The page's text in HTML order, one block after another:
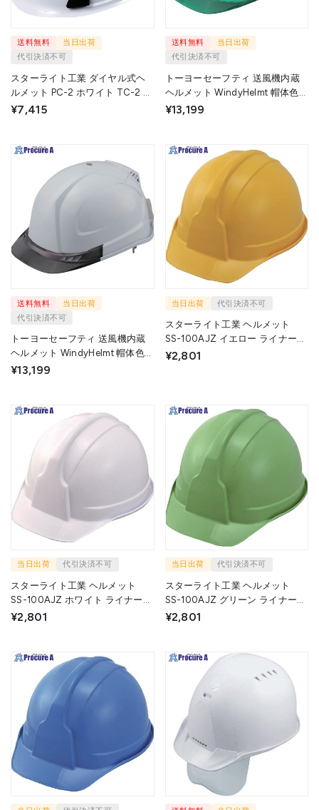
送料無料
当日出荷
代引決済不可
スターライト工業 ダイヤル式ヘ
ルメット PC-2 ホワイト TC-2 W
1個 ▼715-1162
¥7,415
送料無料
当日出荷
代引決済不可
トーヨーセーフティ 送風機内蔵
ヘルメット WindyHelmt 帽体色白
バイザー色グリーン 頭囲53～
¥13,199
送料無料
当日出荷
代引決済不可
トーヨーセーフティ 送風機内蔵
ヘルメット WindyHelmt 帽体色白
バイザー色スモーク 頭囲53～
¥13,199
当日出荷 代引決済不可
スターライト工業 ヘルメット
SS-100AJZ イエロー ライナー無
¥2,801
当日出荷 代引決済不可
スターライト工業 ヘルメット
SS-100AJZ ホワイト ライナー無
¥2,801
当日出荷 代引決済不可
スターライト工業 ヘルメット
SS-100AJZ グリーン ライナー無
¥2,801